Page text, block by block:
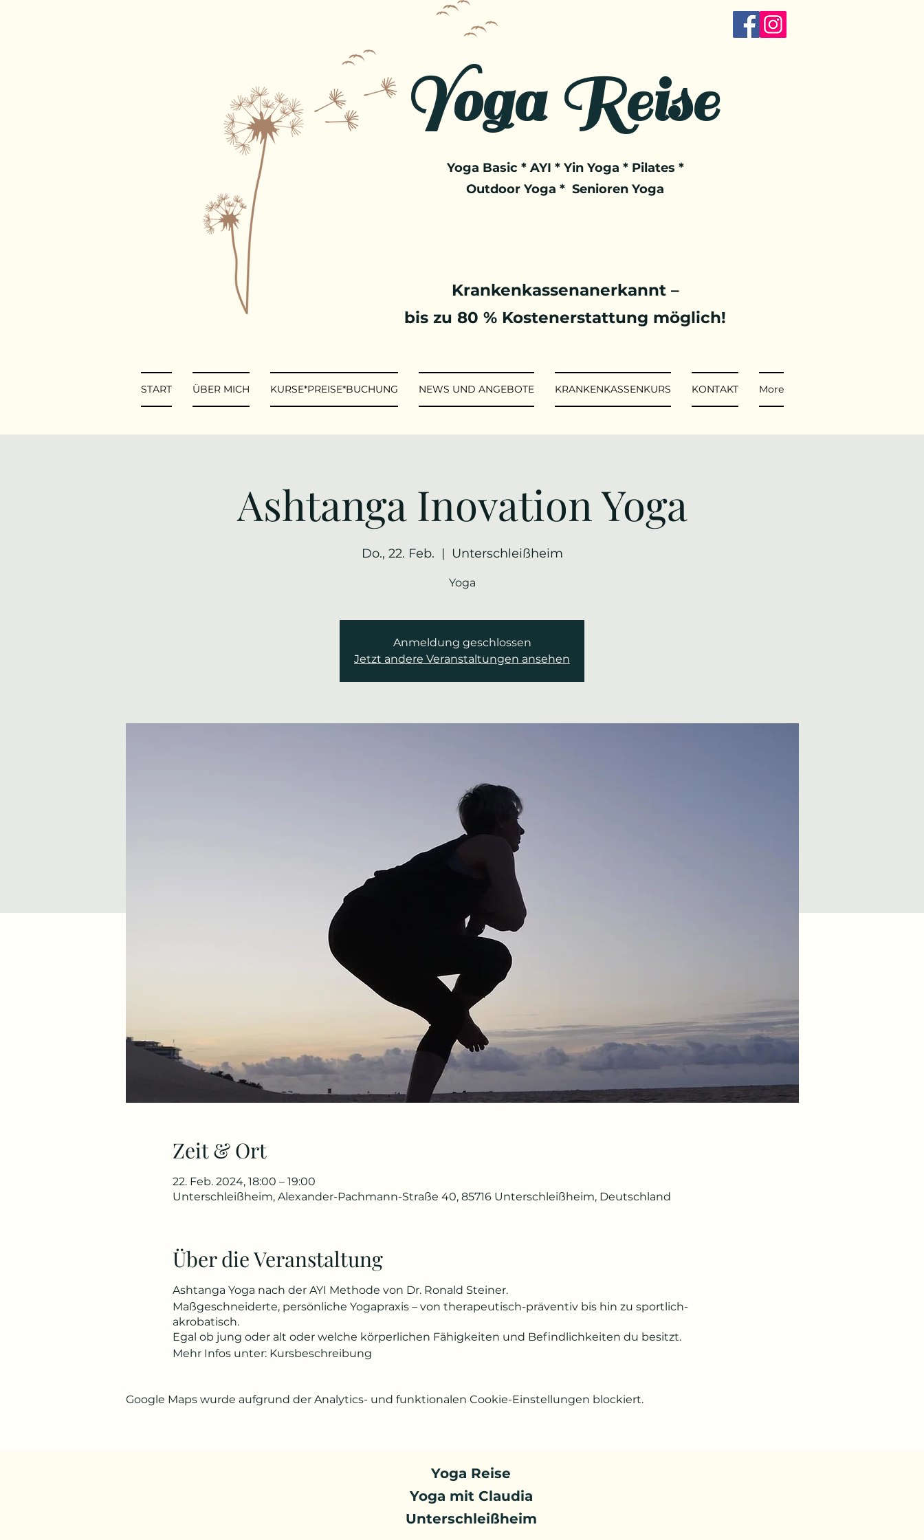
Yoga Reise
Yoga Basic * AYI * Yin Yoga * Pilates *
Outdoor Yoga * Senioren Yoga
Krankenkassenanerkannt –
bis zu 80 % Kostenerstattung möglich!
START ÜBER MICH KURSE*PREISE*BUCHUNG NEWS UND ANGEBOTE KRANKENKASSENKURS KONTAKT More
Ashtanga Inovation Yoga
Do., 22. Feb.
  |
Unterschleißheim
Yoga
Anmeldung geschlossen
Jetzt andere Veranstaltungen ansehen
Zeit & Ort
22. Feb. 2024, 18:00 – 19:00
Unterschleißheim, Alexander-Pachmann-Straße 40, 85716 Unterschleißheim, Deutschland
Über die Veranstaltung
Ashtanga Yoga nach der AYI Methode von Dr. Ronald Steiner.
Maßgeschneiderte, persönliche Yogapraxis – von therapeutisch-präventiv bis hin zu sportlich-
akrobatisch.
Egal ob jung oder alt oder welche körperlichen Fähigkeiten und Befindlichkeiten du besitzt.
Mehr Infos unter: Kursbeschreibung
Google Maps wurde aufgrund der Analytics- und funktionalen Cookie-Einstellungen blockiert.
Yoga Reise
Yoga mit Claudia
Unterschleißheim